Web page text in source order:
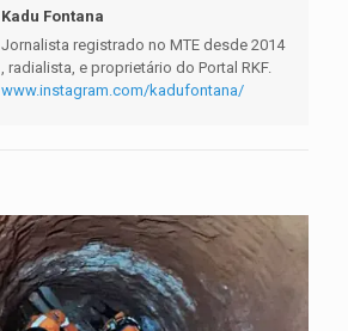
Kadu Fontana
Jornalista registrado no MTE desde 2014
, radialista, e proprietário do Portal RKF.
www.instagram.com/kadufontana/